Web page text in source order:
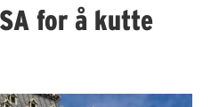
for å kutte